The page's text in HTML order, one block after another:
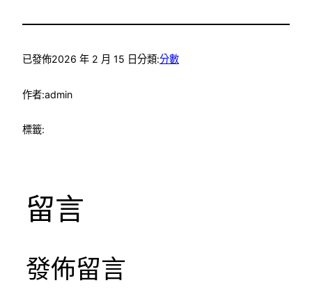
已發佈2026 年 2 月 15 日分類:分數
作者:admin
標籤:
留言
發佈留言